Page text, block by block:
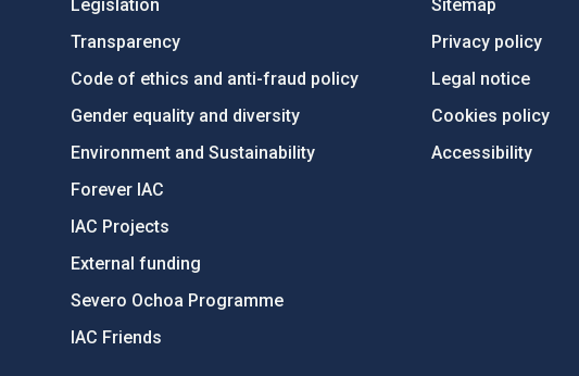
Legislation
Transparency
Code of ethics and anti-fraud policy
Gender equality and diversity
Environment and Sustainability
Forever IAC
IAC Projects
External funding
Severo Ochoa Programme
IAC Friends
Sitemap
Privacy policy
Legal notice
Cookies policy
Accessibility